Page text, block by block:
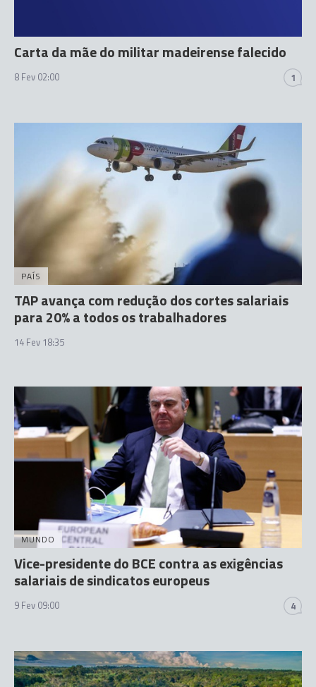
Carta da mãe do militar madeirense falecido
8 Fev 02:00 1
PAÍS
TAP avança com redução dos cortes salariais
para 20% a todos os trabalhadores
14 Fev 18:35
MUNDO
Vice-presidente do BCE contra as exigências
salariais de sindicatos europeus
9 Fev 09:00 4